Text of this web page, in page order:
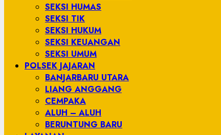
SEKSI HUMAS
SEKSI TIK
SEKSI HUKUM
SEKSI KEUANGAN
SEKSI UMUM
POLSEK JAJARAN
BANJARBARU UTARA
LIANG ANGGANG
CEMPAKA
ALUH – ALUH
BERUNTUNG BARU